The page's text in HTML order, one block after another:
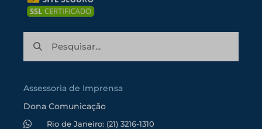
Assessoria de Imprensa
Dona Comunicação
Rio de Janeiro: (21) 3216-1310